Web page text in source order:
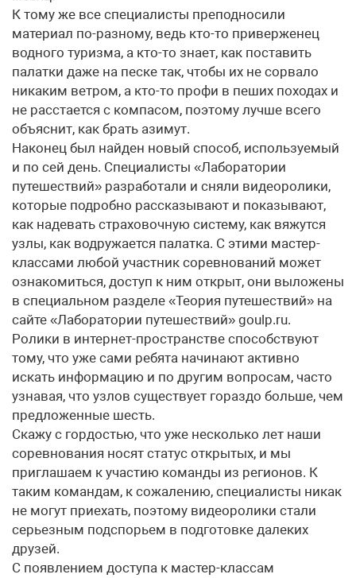
К тому же все специалисты преподносили
материал по-разному, ведь кто-то приверженец
водного туризма, а кто-то знает, как поставить
палатки даже на песке так, чтобы их не сорвало
никаким ветром, а кто-то профи в пеших походах и
не расстается с компасом, поэтому лучше всего
объяснит, как брать азимут.
Наконец был найден новый способ, используемый
и по сей день. Специалисты «Лаборатории
путешествий» разработали и сняли видеоролики,
которые подробно рассказывают и показывают,
как надевать страховочную систему, как вяжутся
узлы, как водружается палатка. С этими мастер-
классами любой участник соревнований может
ознакомиться, доступ к ним открыт, они выложены
в специальном разделе «Теория путешествий» на
сайте «Лаборатории путешествий» goulp.ru.
Ролики в интернет-пространстве способствуют
тому, что уже сами ребята начинают активно
искать информацию и по другим вопросам, часто
узнавая, что узлов существует гораздо больше, чем
предложенные шесть.
Скажу с гордостью, что уже несколько лет наши
соревнования носят статус открытых, и мы
приглашаем к участию команды из регионов. К
таким командам, к сожалению, специалисты никак
не могут приехать, поэтому видеоролики стали
серьезным подспорьем в подготовке далеких
друзей.
С появлением доступа к мастер-классам